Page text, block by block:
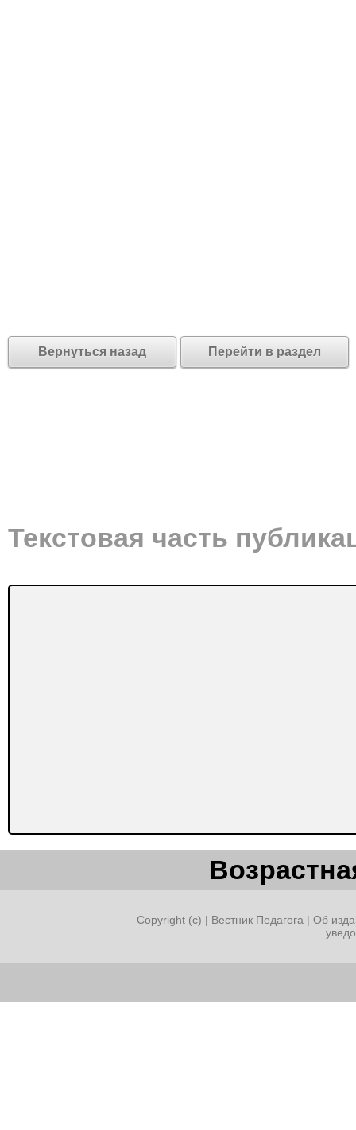
Вернуться назад Перейти в раздел
Текстовая часть
Copyright (c) | Вестник Педагога | Об